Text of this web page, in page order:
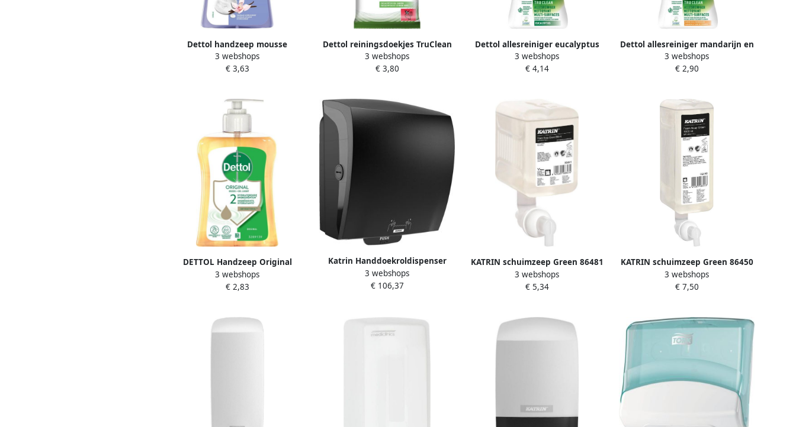
Dettol handzeep mousse
orchidee en vanille flacon van
250 ml
3 webshops
€ 3,63
Dettol reiningsdoekjes TruClean
eucalyptus en limoen pak van 48
stuks
3 webshops
€ 3,80
Dettol allesreiniger eucalyptus
spray van 500 ml
3 webshops
€ 4,14
Dettol allesreiniger mandarijn en
citroenbloesem spray van 500 ml
3 webshops
€ 2,90
DETTOL Handzeep Original
antibacterieël 250ml
3 webshops
€ 2,83
Katrin Handdoekroldispenser
systeemrol zwart 82070
3 webshops
€ 106,37
KATRIN schuimzeep Green 86481
flacon van 500 ml
3 webshops
€ 5,34
KATRIN schuimzeep Green 86450
flacon van 1000 ml
3 webshops
€ 7,50